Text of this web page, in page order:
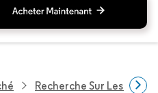
Recherche Sur Les